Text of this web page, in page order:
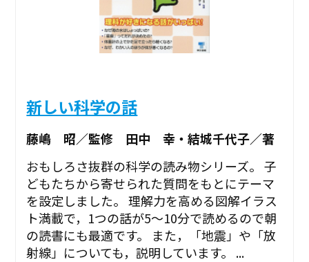
新しい科学の話
藤嶋 昭／監修 田中 幸・結城千代子／著
おもしろさ抜群の科学の読み物シリーズ。 子
どもたちから寄せられた質問をもとにテーマ
を設定しました。 理解力を高める図解イラス
ト満載で，1つの話が5～10分で読めるので朝
の読書にも最適です。 また，「地震」や「放
射線」についても，説明しています。 ...